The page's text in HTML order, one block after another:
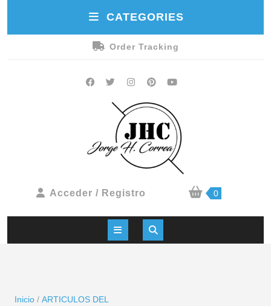
CATEGORIES
Order Tracking
Acceder / Registro 0
Inicio / ARTICULOS DEL